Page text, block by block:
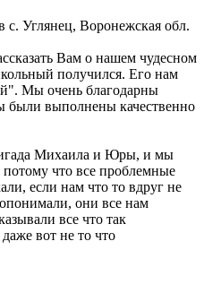
Углянец, Воронежская обл.
Вам о нашем чудесном
получился. Его нам
Мы очень благодарны
были выполнены качественно
Михаила и Юры, и мы
потому что все проблемные
если нам что то вдруг не
они все нам
все что так
вот не то что